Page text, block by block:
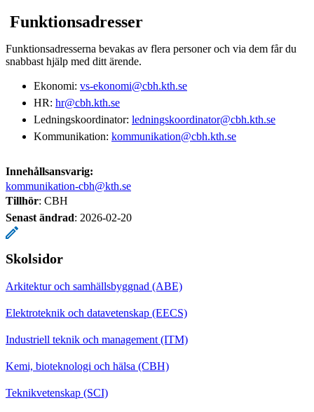
Funktionsadresser
Funktionsadresserna bevakas av flera personer och via dem får du
snabbast hjälp med ditt ärende.
Ekonomi: vs-ekonomi@cbh.kth.se
HR: hr@cbh.kth.se
Ledningskoordinator: ledningskoordinator@cbh.kth.se
Kommunikation: kommunikation@cbh.kth.se
Innehållsansvarig:
kommunikation-cbh@kth.se
Tillhör: CBH
Senast ändrad: 2026-02-20
Skolsidor
Arkitektur och samhällsbyggnad (ABE)
Elektroteknik och datavetenskap (EECS)
Industriell teknik och management (ITM)
Kemi, bioteknologi och hälsa (CBH)
Teknikvetenskap (SCI)